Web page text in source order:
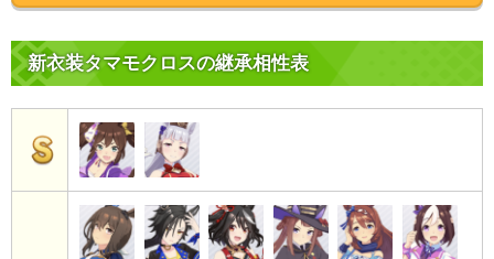
新衣装タマモクロスの継承相性表